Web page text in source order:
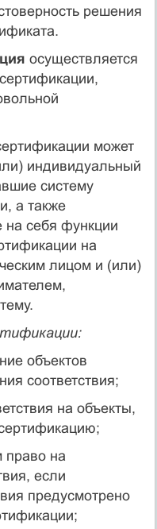
решения
осуществляется
может
индивидуальный
систему
а также
на себя функции
на
лицом и (или)
объектов
соответствия;
на объекты,
право на
если
предусмотрено